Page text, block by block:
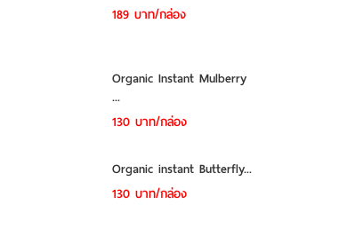
189 บาท/กล่อง
Organic Instant Mulberry
...
130 บาท/กล่อง
Organic instant Butterfly...
130 บาท/กล่อง